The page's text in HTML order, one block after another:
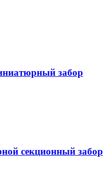
забор
секционный забор